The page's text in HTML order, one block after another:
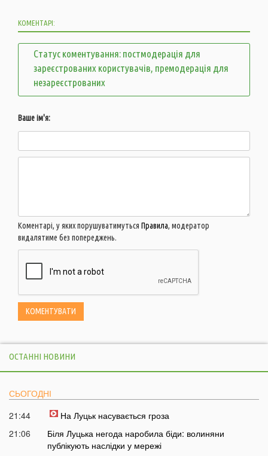
КОМЕНТАРІ:
Статус коментування: постмодерація для
зареєстрованих користувачів, премодерація для
незареєстрованих
Ваше ім'я:
Коментарі, у яких порушуватимуться Правила, модератор
видалятиме без попереджень.
ОСТАННІ НОВИНИ
СЬОГОДНІ
21:44
На Луцьк насувається гроза
21:06
Біля Луцька негода наробила біди: волиняни
публікують наслідки у мережі